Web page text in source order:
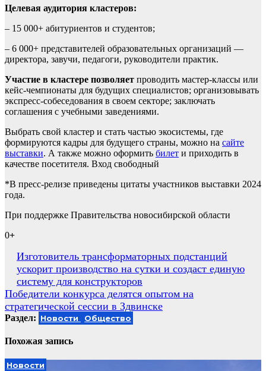
Целевая аудитория кластеров:
– 15 000+ абитуриентов и студентов;
– 6 000+ представителей образовательных организаций —
директора, завучи, педагоги, руководители практик.
Участие в кластере позволяет проводить мастер-классы или
кейс-чемпионаты для будущих специалистов; организовывать
экспресс-собеседования в своем секторе; заключать
соглашения с учебными заведениями.
Выбрать свой кластер и стать частью экосистемы, где
формируются кадры для будущего страны, можно на сайте
выставки. А также можно оформить билет и приходить в
качестве посетителя. Вход свободный
*В пресс-релизе приведены цитаты участников выставки 2024
года.
При поддержке Правительства новосибирской области
0+
Навигация
по
записям
Изготовитель трансформаторных подстанций
ускорит производство на сутки и создаст единую
систему для конструкторов
Победители конкурса делятся опытом на
стратегической сессии в Здвинске
Раздел: Новости Общество
Похожая запись
Новости